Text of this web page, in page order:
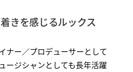
きを感じるルックス
ナー／プロデューサーとして
ージシャンとしても長年活躍